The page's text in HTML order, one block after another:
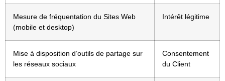
Mesure de fréquentation du Sites Web
(mobile et desktop)
Intérêt légitime
Mise à disposition d’outils de partage sur
les réseaux sociaux
Consentement
du Client